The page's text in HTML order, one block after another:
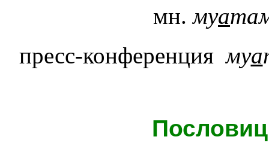
мн.муа
пресс-конференциямуа